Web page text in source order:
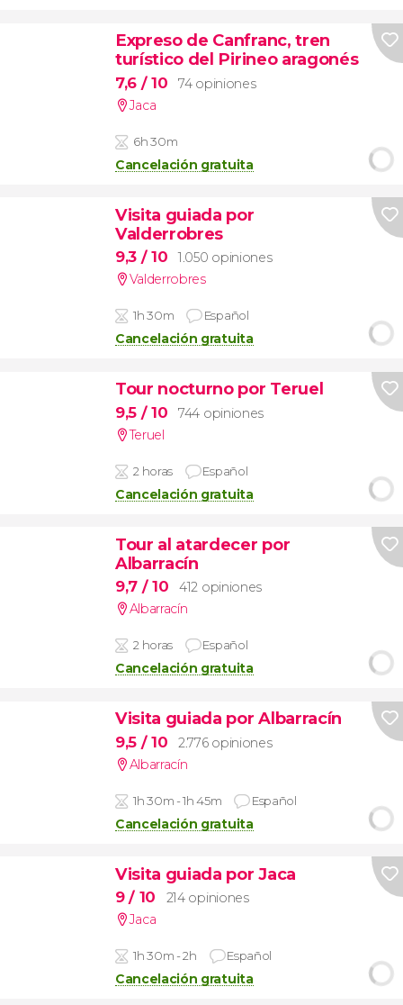
Expreso de Canfranc, tren
turístico del Pirineo aragonés
7,6 / 10
74 opiniones
Jaca
6h 30m
Cancelación gratuita
Visita guiada por
Valderrobres
9,3 / 10
1.050 opiniones
Valderrobres
1h 30m Español
Cancelación gratuita
Tour nocturno por Teruel
9,5 / 10
744 opiniones
Teruel
2 horas Español
Cancelación gratuita
Tour al atardecer por
Albarracín
9,7 / 10
412 opiniones
Albarracín
2 horas Español
Cancelación gratuita
Visita guiada por Albarracín
9,5 / 10
2.776 opiniones
Albarracín
1h 30m - 1h 45m Español
Cancelación gratuita
Visita guiada por Jaca
9/ 10
214 opiniones
Jaca
1h 30m - 2h Español
Cancelación gratuita